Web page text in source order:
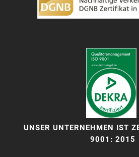
UNSER UNTERNEHMEN IST
9001: 2015